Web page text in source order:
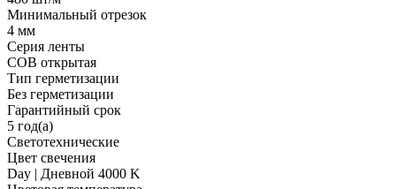
Минимальный отрезок
4 мм
Серия ленты
COB открытая
Тип герметизации
Без герметизации
Гарантийный срок
5 год(а)
Светотехнические
Цвет свечения
Day | Дневной 4000 K